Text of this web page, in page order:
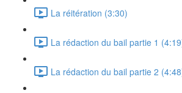
La réitération (3:30)
La rédaction du bail partie 1
La rédaction du bail partie 2